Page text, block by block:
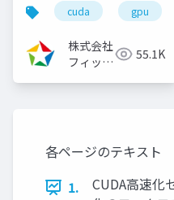
アーキテクチャの解
説、高速化の実践～
（2021/10/29）
cuda gpu
株式会社
フィック
55.1K
各ページのテキスト
1.
CUDA高速化